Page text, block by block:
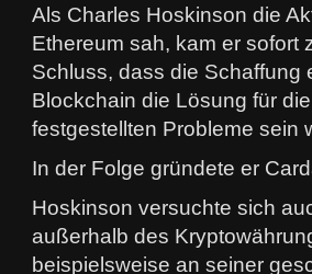
Als Charles Hoskinson die
Ethereum sah, kam er sofort
Schluss, dass die Schaffung
Blockchain die Lösung für
festgestellten Probleme sein
In der Folge gründete er
Hoskinson versuchte sich
außerhalb des
beispielsweise an seiner